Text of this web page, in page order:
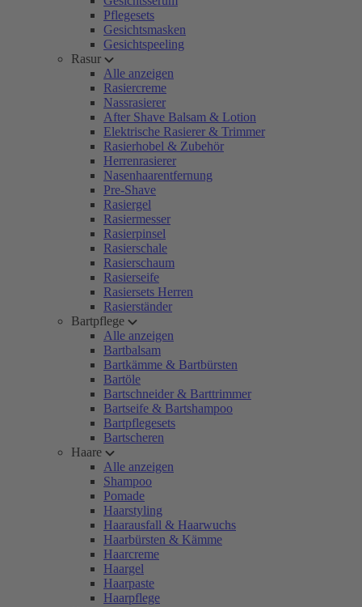
Pflegesets
Gesichtsmasken
Gesichtspeeling
Rasur
Alle anzeigen
Rasiercreme
Nassrasierer
After Shave Balsam & Lotion
Elektrische Rasierer & Trimmer
Rasierhobel & Zubehör
Herrenrasierer
Nasenhaarentfernung
Pre-Shave
Rasiergel
Rasiermesser
Rasierpinsel
Rasierschale
Rasierschaum
Rasierseife
Rasiersets Herren
Rasierständer
Bartpflege
Alle anzeigen
Bartbalsam
Bartkämme & Bartbürsten
Bartöle
Bartschneider & Barttrimmer
Bartseife & Bartshampoo
Bartpflegesets
Bartscheren
Haare
Alle anzeigen
Shampoo
Pomade
Haarstyling
Haarausfall & Haarwuchs
Haarbürsten & Kämme
Haarcreme
Haargel
Haarpaste
Haarpflege